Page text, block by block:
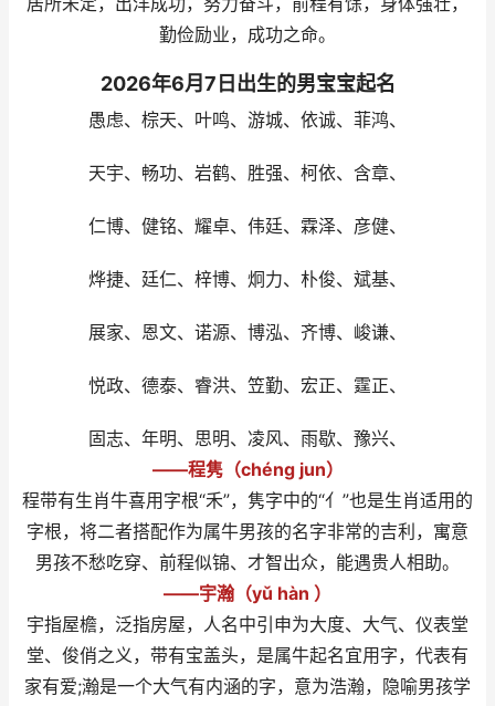
勤俭励业，成功之命。
2026年6月7日出生的男宝宝起名
愚虑、棕天、叶鸣、游城、依诚、菲鸿、
天宇、畅功、岩鹤、胜强、柯依、含章、
仁博、健铭、耀卓、伟廷、霖泽、彦健、
烨捷、廷仁、梓博、炯力、朴俊、斌基、
展家、恩文、诺源、博泓、齐博、峻谦、
悦政、德泰、睿洪、笠勤、宏正、霆正、
固志、年明、思明、凌风、雨歇、豫兴、
——程隽（chéng jun）
程带有生肖牛喜用字根“禾”，隽字中的“亻”也是生肖适用的
字根，将二者搭配作为属牛男孩的名字非常的吉利，寓意
男孩不愁吃穿、前程似锦、才智出众，能遇贵人相助。
——宇瀚（yǔ hàn ）
宇指屋檐，泛指房屋，人名中引申为大度、大气、仪表堂
堂、俊俏之义，带有宝盖头，是属牛起名宜用字，代表有
家有爱;瀚是一个大气有内涵的字，意为浩瀚，隐喻男孩学